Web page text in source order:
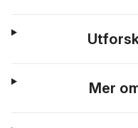
Mer